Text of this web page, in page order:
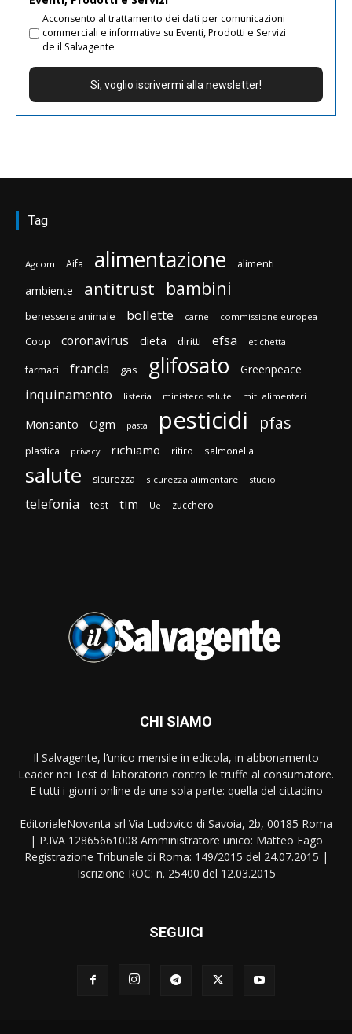
Acconsento al trattamento dei dati per comunicazioni
commerciali e informative su Eventi, Prodotti e Servizi
de il Salvagente
Tag
Agcom Aifa alimentazione alimenti
ambiente antitrust bambini
benessere animale bollette carne commissione europea
Coop coronavirus dieta diritti efsa etichetta
farmaci francia gas glifosato Greenpeace
inquinamento listeria ministero salute miti alimentari
Monsanto Ogm pasta pesticidi pfas
plastica privacy richiamo ritiro salmonella
salute sicurezza sicurezza alimentare studio
telefonia test tim Ue zucchero
CHI SIAMO
Il Salvagente, l’unico mensile in edicola, in abbonamento
Leader nei Test di laboratorio contro le truffe al consumatore.
E tutti i giorni online da una sola parte: quella del cittadino
EditorialeNovanta srl Via Ludovico di Savoia, 2b, 00185 Roma
| P.IVA 12865661008 Amministratore unico: Matteo Fago
Registrazione Tribunale di Roma: 149/2015 del 24.07.2015 |
Iscrizione ROC: n. 25400 del 12.03.2015
SEGUICI